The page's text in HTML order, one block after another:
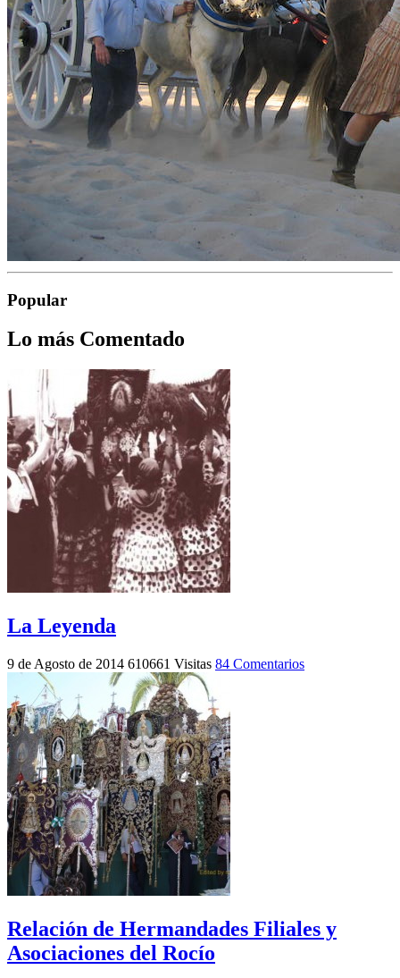
Popular
Lo más Comentado
La Leyenda
9 de Agosto de 2014 610661 Visitas 84 Comentarios
Relación de Hermandades Filiales y
Asociaciones del Rocío